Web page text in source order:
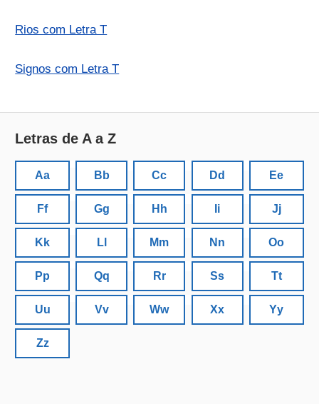
Rios com Letra T
Signos com Letra T
Letras de A a Z
Aa Bb Cc Dd Ee
Ff Gg Hh Ii Jj
Kk Ll Mm Nn Oo
Pp Qq Rr Ss Tt
Uu Vv Ww Xx Yy
Zz